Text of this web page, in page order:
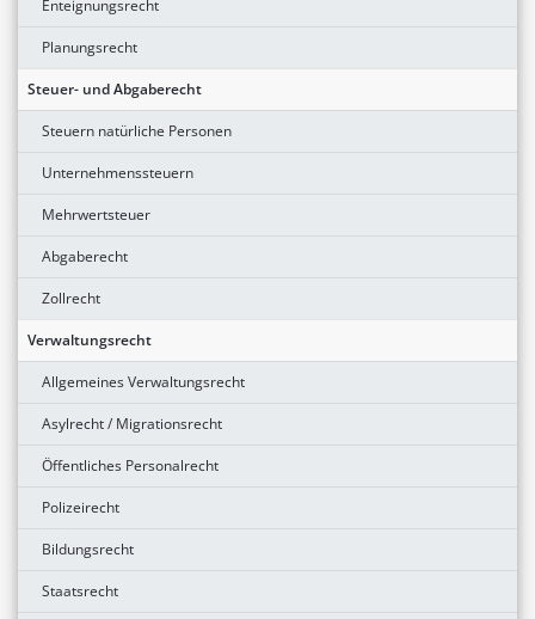
Enteignungsrecht
Planungsrecht
Steuer- und Abgaberecht
Steuern natürliche Personen
Unternehmenssteuern
Mehrwertsteuer
Abgaberecht
Zollrecht
Verwaltungsrecht
Allgemeines Verwaltungsrecht
Asylrecht / Migrationsrecht
Öffentliches Personalrecht
Polizeirecht
Bildungsrecht
Staatsrecht